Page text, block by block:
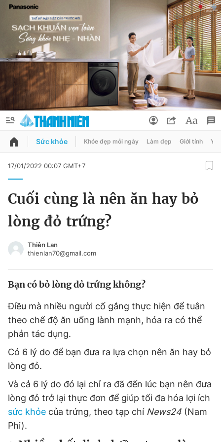
QUẢNG CÁO ĐẶT BÁO
Chào ngày mới
Tin thị trường Tin 360
Video Magazine
Sản phẩm khác
Tiện ích
Thông tin tòa soạn Liên hệ quảng cáo
Đổi mật khẩu
Tin đã lưu
Tin đã xem
Sức khỏe Khỏe đẹp mỗi ngày Làm đẹp Giới tính Y
17/01/2022 00:07 GMT+7
Cuối cùng là nên ăn hay bỏ
lòng đỏ trứng?
Thiên Lan
thienlan70@gmail.com
Bạn có bỏ lòng đỏ trứng không?
Điều mà nhiều người cố gắng thực hiện để tuân
theo chế độ ăn uống lành mạnh, hóa ra có thể
phản tác dụng.
Có 6 lý do để bạn đưa ra lựa chọn nên ăn hay bỏ
lòng đỏ.
Và cả 6 lý do đó lại chỉ ra đã đến lúc bạn nên đưa
lòng đỏ trở lại thực đơn để giúp tối đa hóa lợi ích
sức khỏe của trứng, theo tạp chí News24 (Nam
Phi).